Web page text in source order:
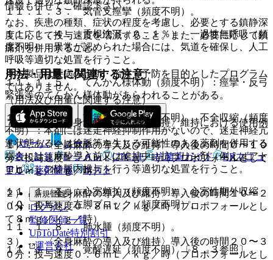
１１．１．３． 気管支痙攣（頻度不明）。
１１．１．４． 舌根沈下（０．１％）、一過性無呼吸（頻
度不明）：異常が認められた場合には、気道を確保し、人工
呼吸等適切な処置を行うこと。
１１．１．５． てんかん様体動（頻度不明）：痙攣・反弓
緊張等のてんかん様体動があらわれることがある。
１１．１．６． 重篤な徐脈（頻度不明）、不全収縮（頻度
不明）：本剤には迷走神経抑制作用がないので、迷走神経亢
進状態あるいは徐脈等を生じる可能性のある薬剤を併用する
場合には、麻酔導入前又は維持中、抗コリン剤（例えばアト
ロピン）の静脈内投与を行う等適切な処置を行うこと。
１１．１．７． 心室頻拍（頻度不明）、心室性期外収縮
（０．１％）、左脚ブロック（頻度不明）。
１１．１．８． 肺水腫（頻度不明）。
１１．１．９． 覚醒遅延（頻度不明）〔８．３参照〕。
なお、疾患の種類、症状の程度を考慮し、必要とする鎮静深
度に応じて投与速度を増減すること。また、必要に応じて鎮
痛剤を併用すること。
用法・用量に関連する注意
（用法及び用量に関連する注意）
７．１． 〈全身麻酔の導入及び維持〉維持における使用例
１）． 〈全身麻酔の導入及び維持〉導入後の時間０〜１０
分：投与速度１．０ｍＬ／ｋｇ／時（プロポフォールとして
１０ｍｇ／ｋｇ／時）。
２）． 〈全身麻酔の導入及び維持〉導入後の時間１０〜２
０分：投与速度０．８ｍＬ／ｋｇ／時（プロポフォールとし
て８ｍｇ／ｋｇ／時）。
３）． 〈全身麻酔の導入及び維持〉導入後の時間２０〜３
０分：投与速度０．６ｍＬ／ｋｇ／時（プロポフォールとし
情報も併せてご確認下さい。
※本製品は疾病の診断・治療・予防を目的としたプログラム
ではありません。
ホーム
ノート
表・計算
レジメン CTCAE 抗菌薬ガイド
ERマニュ
アル
薬剤情報 ポスト
新規登録
ログイン
監修医師一覧
UpToDate特別割引
運営会社